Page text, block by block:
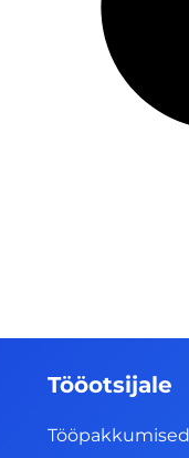
Tööotsijale
Tööpakkumised